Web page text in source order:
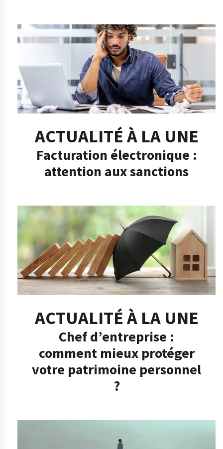
ACTUALITÉ À LA UNE
Facturation électronique :
attention aux sanctions
ACTUALITÉ À LA UNE
Chef d’entreprise :
comment mieux protéger
votre patrimoine personnel
?